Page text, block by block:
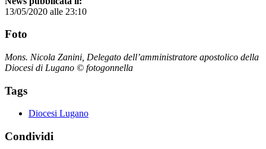
13/05/2020 alle 23:10
Foto
Mons. Nicola Zanini, Delegato dell’amministratore apostolico della
Diocesi di Lugano © fotogonnella
Tags
Diocesi Lugano
Condividi